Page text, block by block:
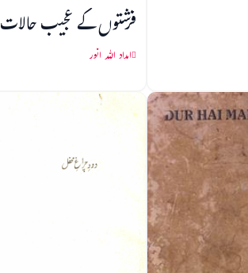
فرشتوں کے عجیب حالات
امداد اللہ انور